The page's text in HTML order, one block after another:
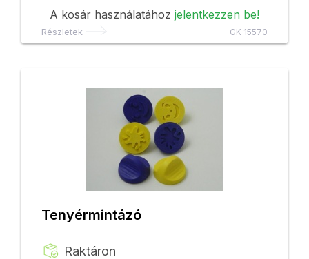
A kosár használatához jelentkezzen be!
Részletek GK 15570
Tenyérmintázó
Raktáron